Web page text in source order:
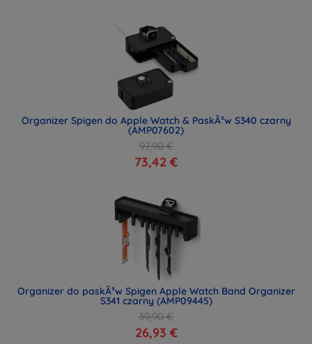
Organizer Spigen do Apple Watch & PaskÃ³w S340 czarny
(AMP07602)
97,90 €
73,42 €
Organizer do paskÃ³w Spigen Apple Watch Band Organizer
S341 czarny (AMP09445)
39,90 €
26,93 €